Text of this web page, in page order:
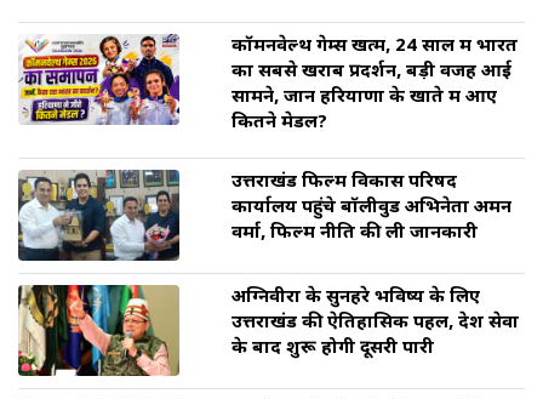
कॉमनवेल्थ गेम्स खत्म, 24 साल में भारत
का सबसे खराब प्रदर्शन, बड़ी वजह आई
सामने, जानें हरियाणा के खाते में आए
कितने मेडल?
उत्तराखंड फिल्म विकास परिषद
कार्यालय पहुंचे बॉलीवुड अभिनेता अमन
वर्मा, फिल्म नीति की ली जानकारी
अग्निवीरों के सुनहरे भविष्य के लिए
उत्तराखंड की ऐतिहासिक पहल, देश सेवा
के बाद शुरू होगी दूसरी पारी